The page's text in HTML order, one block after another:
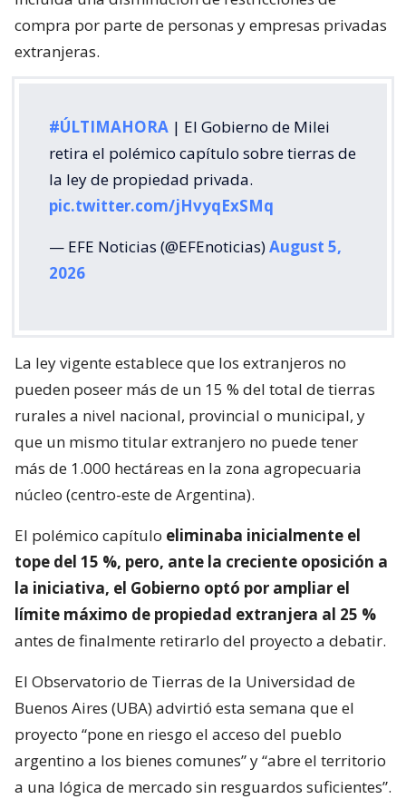
compra por parte de personas y empresas privadas
extranjeras.
#ÚLTIMAHORA | El Gobierno de Milei
retira el polémico capítulo sobre tierras de
la ley de propiedad privada.
pic.twitter.com/jHvyqExSMq
— EFE Noticias (@EFEnoticias)August 5,
2026
La ley vigente establece que los extranjeros no
pueden poseer más de un 15 % del total de tierras
rurales a nivel nacional, provincial o municipal, y
que un mismo titular extranjero no puede tener
más de 1.000 hectáreas en la zona agropecuaria
núcleo (centro-este de Argentina).
El polémico capítulo eliminaba inicialmente el
tope del 15 %, pero, ante la creciente oposición a
la iniciativa, el Gobierno optó por ampliar el
límite máximo de propiedad extranjera al 25 %
antes de finalmente retirarlo del proyecto a debatir.
El Observatorio de Tierras de la Universidad de
Buenos Aires (UBA) advirtió esta semana que el
proyecto “pone en riesgo el acceso del pueblo
argentino a los bienes comunes” y “abre el territorio
a una lógica de mercado sin resguardos suficientes”.